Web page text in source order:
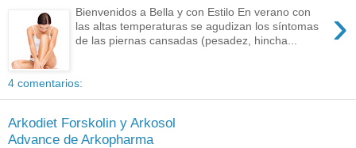
›
Bienvenidos a Bella y con Estilo En verano con
las altas temperaturas se agudizan los síntomas
de las piernas cansadas (pesadez, hincha...
4 comentarios:
Arkodiet Forskolin y Arkosol
Advance de Arkopharma